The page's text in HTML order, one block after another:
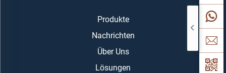
Produkte
Nachrichten
Über Uns
Lösungen